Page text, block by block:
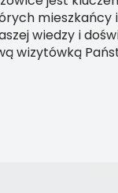
wiedzy i
wizytówką